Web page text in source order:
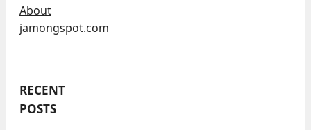
About
jamongspot.com
RECENT
POSTS